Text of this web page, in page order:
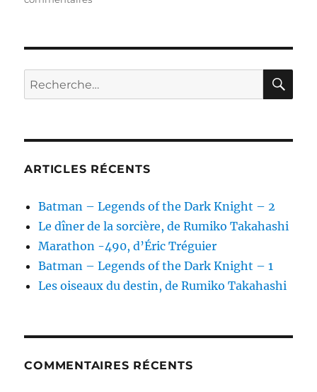
Recherche
pour :
ARTICLES RÉCENTS
Batman – Legends of the Dark Knight – 2
Le dîner de la sorcière, de Rumiko Takahashi
Marathon -490, d’Éric Tréguier
Batman – Legends of the Dark Knight – 1
Les oiseaux du destin, de Rumiko Takahashi
COMMENTAIRES RÉCENTS